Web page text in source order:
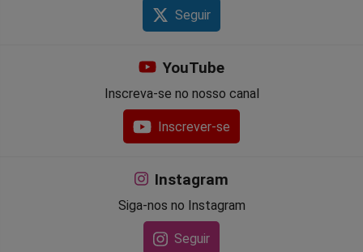
Seguir
YouTube
Inscreva-se no nosso canal
Inscrever-se
Instagram
Siga-nos no Instagram
Seguir